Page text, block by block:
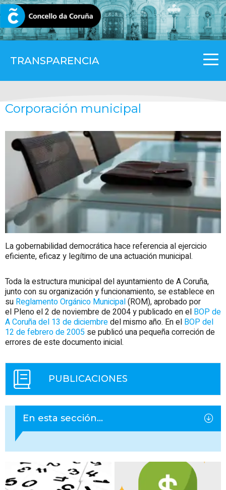
TRANSPARENCIA
CORUNA.GAL
Corporación municipal
La gobernabilidad democrática hace referencia al ejercicio
eficiente, eficaz y legítimo de una actuación municipal.
Toda la estructura municipal del ayuntamiento de A Coruña,
junto con su organización y funcionamiento, se establece en
su Reglamento Orgánico Municipal(ROM), aprobado por
el Pleno el 2 de noviembre de 2004 y publicado en el BOP de
A Coruña del 13 de diciembredel mismo año. En el BOP del
12 de febrero de 2005 se publicó una pequeña correción de
errores de este documento inicial.
PUBLICACIONES
En esta sección...